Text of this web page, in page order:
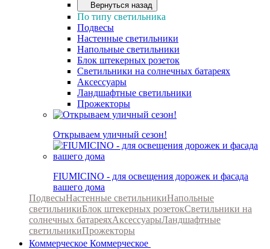
Вернуться назад
По типу светильника
Подвесы
Настенные светильники
Напольные светильники
Блок штекерных розеток
Светильники на солнечных батареях
Аксессуары
Ландшафтные светильники
Прожекторы
Открываем уличный сезон!
FIUMICINO - для освещения дорожек и фасада
вашего дома
ПодвесыНастенные светильникиНапольные
светильникиБлок штекерных розетокСветильники на
солнечных батареяхАксессуарыЛандшафтные
светильникиПрожекторы
Коммерческое Коммерческое